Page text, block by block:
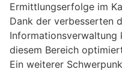
Ermittlungserfolge im
Dank der verbesserten
Informationsverwaltung
diesem Bereich
Ein weiterer